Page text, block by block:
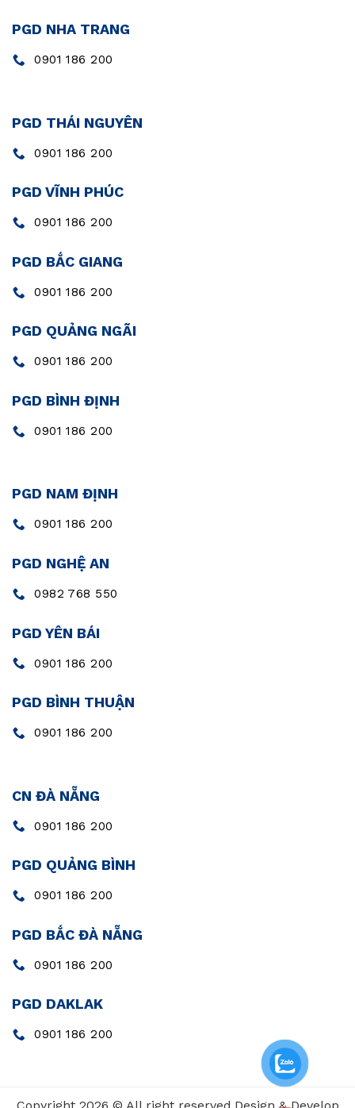
PGD NHA TRANG
0901 186 200
PGD THÁI NGUYÊN
0901 186 200
PGD VĨNH PHÚC
0901 186 200
PGD BẮC GIANG
0901 186 200
PGD QUẢNG NGÃI
0901 186 200
PGD BÌNH ĐỊNH
0901 186 200
PGD NAM ĐỊNH
0901 186 200
PGD NGHỆ AN
0982 768 550
PGD YÊN BÁI
0901 186 200
PGD BÌNH THUẬN
0901 186 200
CN ĐÀ NẴNG
0901 186 200
PGD QUẢNG BÌNH
0901 186 200
PGD BẮC ĐÀ NẴNG
0901 186 200
PGD DAKLAK
0901 186 200
Copyright 2026 © All right reserved.Design & Develop